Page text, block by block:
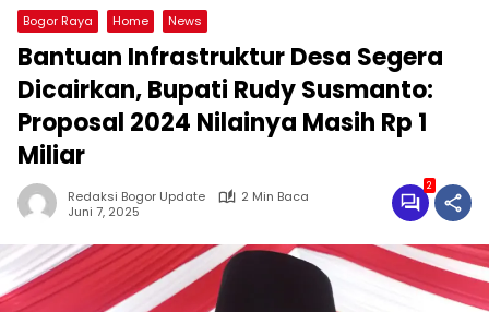
Bogor Raya Home News
Bantuan Infrastruktur Desa Segera
Dicairkan, Bupati Rudy Susmanto:
Proposal 2024 Nilainya Masih Rp 1
Miliar
Redaksi Bogor Update
2 Min Baca
Juni 7, 2025
2